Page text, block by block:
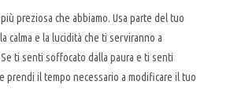
preziosa che abbiamo. Usa parte del tuo
calma e la lucidità che ti serviranno a
ti senti soffocato dalla paura e ti senti
prendi il tempo necessario a modificare il tuo